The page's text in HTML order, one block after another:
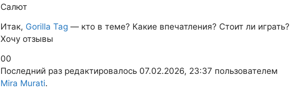
Салют
Итак, Gorilla Tag — кто в теме? Какие впечатления? Стоит ли играть?
Хочу отзывы
Голосуйте
-
палец
0Голосуйте
-
палец
0
Последний раз редактировалось 07.02.2026, 23:37 пользователем
Mira Murati.